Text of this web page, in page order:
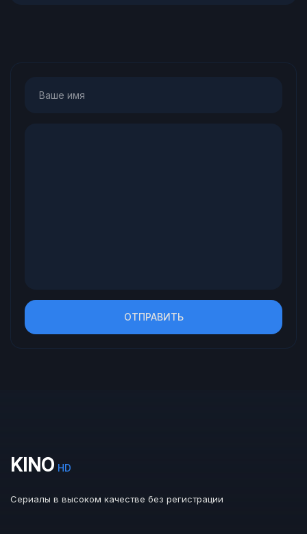
ОТПРАВИТЬ
KINO HD
Сериалы в высоком качестве без регистрации